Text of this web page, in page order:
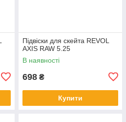
Підвіски для скейта REVOL
AXIS RAW 5.25
В наявності
698 ₴
Купити